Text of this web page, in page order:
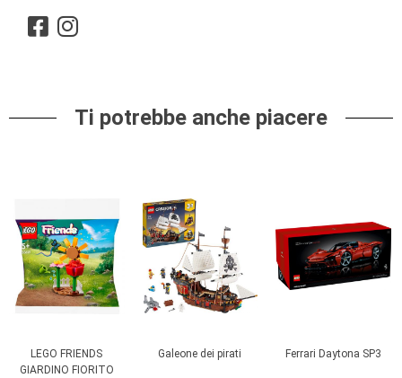
Ti potrebbe anche piacere
LEGO FRIENDS
GIARDINO FIORITO
Galeone dei pirati Ferrari Daytona SP3